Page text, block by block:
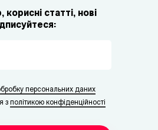
корисні статті, нові
персональних даних
з політикою конфіденційності